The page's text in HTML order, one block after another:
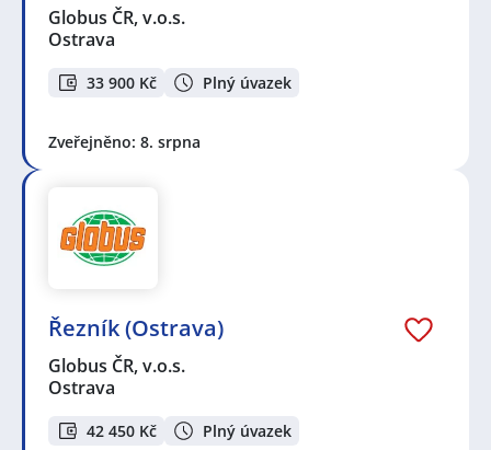
Globus ČR, v.o.s.
Ostrava
33 900 Kč Plný úvazek
Zveřejněno: 8. srpna
Řezník (Ostrava)
Globus ČR, v.o.s.
Ostrava
42 450 Kč Plný úvazek